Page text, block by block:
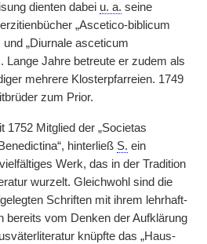
dienten dabei u. a. seine
„Ascetico-biblicum
„Diurnale asceticum
Lange Jahre betreute er zudem als
mehrere Klosterpfarreien. 1749
zum Prior.
1752 Mitglied der „Societas
hinterließ S. ein
Werk, das in der Tradition
wurzelt. Gleichwohl sind die
Schriften mit ihrem lehrhaft-
bereits vom Denken der Aufklärung
knüpfte das „Haus-